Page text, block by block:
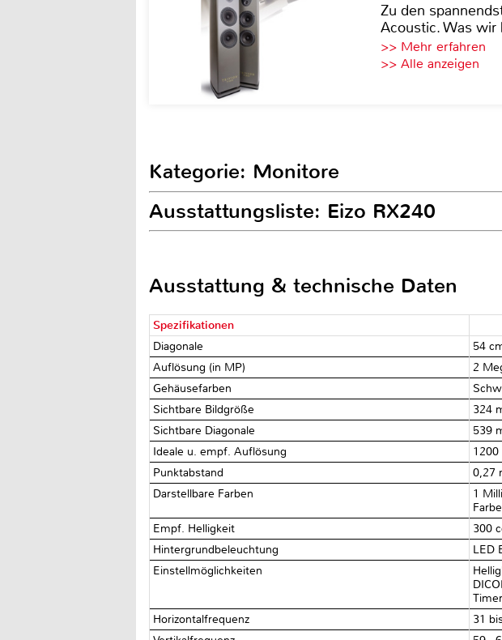
Zu den
Acoustic. Was wir
>> Mehr erfahren
>> Alle anzeigen
Kategorie: Monitore
Ausstattungsliste: Eizo RX240
Ausstattung & technische Daten
Spezifikationen
Diagonale
54
Auflösung (in MP)
2
Gehäusefarben
Sichtbare Bildgröße
324
Sichtbare Diagonale
539
Ideale u. empf. Auflösung
1200
Punktabstand
0,27
Darstellbare Farben
1
Empf. Helligkeit
300
Hintergrundbeleuchtung
LED
Einstellmöglichkeiten
Timer
Horizontalfrequenz
31